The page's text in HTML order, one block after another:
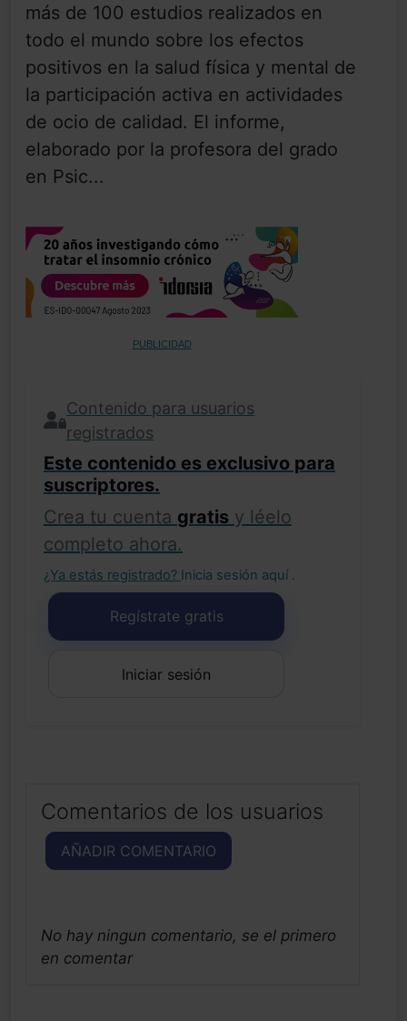
más de 100 estudios realizados en
todo el mundo sobre los efectos
positivos en la salud física y mental de
la participación activa en actividades
de ocio de calidad. El informe,
elaborado por la profesora del grado
en Psic...
PUBLICIDAD
Contenido para usuarios
registrados
Este contenido es exclusivo para
suscriptores.
Crea tu cuenta gratis y léelo
completo ahora.
¿Ya estás registrado? Inicia sesión aquí .
Regístrate gratis
Iniciar sesión
Comentarios de los usuarios
AÑADIR COMENTARIO
No hay ningun comentario, se el primero
en comentar